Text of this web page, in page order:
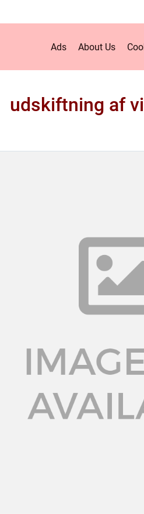
Ads About Us
udskiftning af